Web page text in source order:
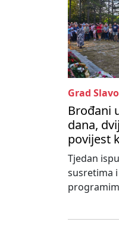
Grad
Brođani
dana,
povijest
Tjedan
susretima